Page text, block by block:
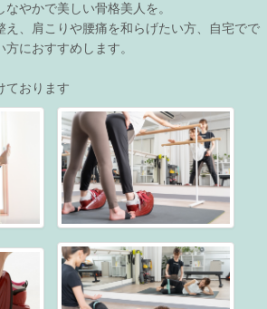
やかで美しい骨格美人を。
え、肩こりや腰痛を和らげたい方、自宅でで
におすすめします。
ております